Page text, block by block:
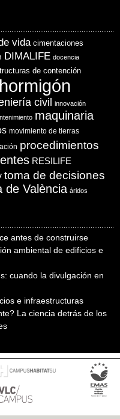
vida cimentaciones
DIMALIFE docencia
de contención
hormigón
civil innovación
maquinaria
movimiento de tierras
procedimientos
RESILIFE
toma de decisiones
de València áridos
antes de construirse
ambiental de edificios e
cuando la divulgación en
e infraestructuras
La ciencia detrás de los